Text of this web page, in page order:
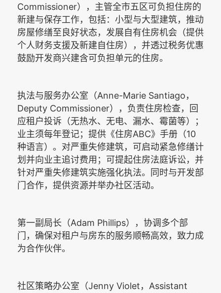
Commissioner），主管全市五区可负担住房的
新建与保存工作，包括：小型与大型建筑，推动
房屋修缮至良好状态，发展自有住房机会（提供
个人财务支援及新建自住房），并透过税务优惠
鼓励开发商兴建含可负担单元的住房。
执法与服务办公室（Anne-Marie Santiago ，
Deputy Commissioner），负责住房检查，回
应租户投诉（无热水、无电、漏水、霉菌等）；
业主须每年登记；提供《住房ABC》手册（10
种语言）。对严重失修建筑，可启动紧急修缮计
划并向业主追讨费用；可提起住房法庭诉讼，并
针对严重失修建筑实施强化执法。同时与开发部
门合作，提供资源并举办社区活动。
第一副局长（Adam Phillips），协调多个部
门，确保对租户与房东的服务顺畅高效，致力成
为合作伙伴。
社区策略办公室（Jenny Violet ， Assistant